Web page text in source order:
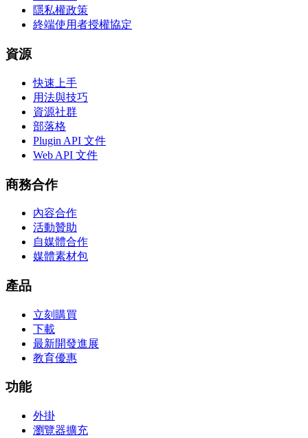
隱私權政策
終端使用者授權協定
資源
快速上手
用法與技巧
資源社群
部落格
Plugin API 文件
Web API 文件
商務合作
內容合作
活動贊助
自媒體合作
媒體素材包
產品
立刻購買
下載
最新開發進展
教育優惠
功能
外掛
瀏覽器擴充